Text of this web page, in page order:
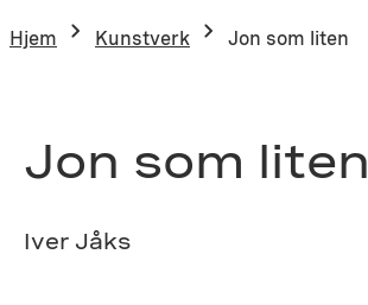
Hjem Kunstverk Jon som liten
Jon som liten
Iver Jåks